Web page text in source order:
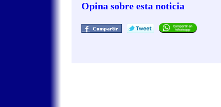
Opina sobre esta noticia